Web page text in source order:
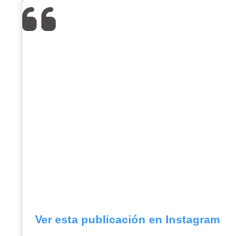
Ver esta publicación en Instagram